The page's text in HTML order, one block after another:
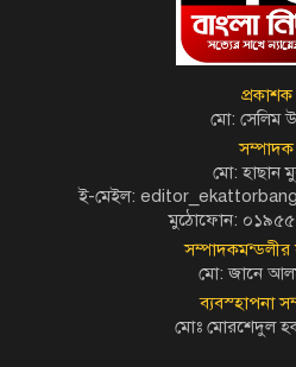
প্রকাশক
মো: সেলিম
সম্পাদক
মো: হাছান
ই-মেইল:
মুঠোফোন:
সম্পাদকমন্ডলীর
মো: জানে
ব্যবস্হাপনা
মোঃ মোরশেদুল